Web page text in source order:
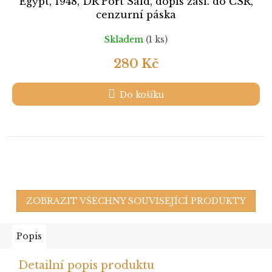
cenzurní páska
Skladem (1 ks)
280 Kč
Do košíku
ZOBRAZIT VŠECHNY SOUVISEJÍCÍ PRODUKTY
Popis
Detailní popis produktu